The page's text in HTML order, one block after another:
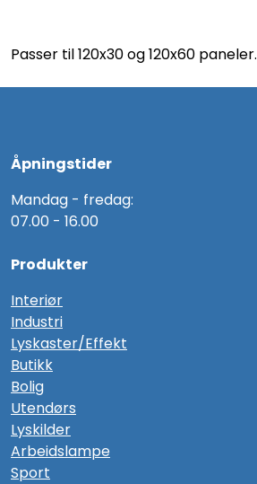
Passer til 120x30 og 120x60 paneler.
Åpningstider
Mandag - fredag:
07.00 - 16.00
Produkter
Interiør
Industri
Lyskaster/Effekt
Butikk
Bolig
Utendørs
Lyskilder
Arbeidslampe
Sport